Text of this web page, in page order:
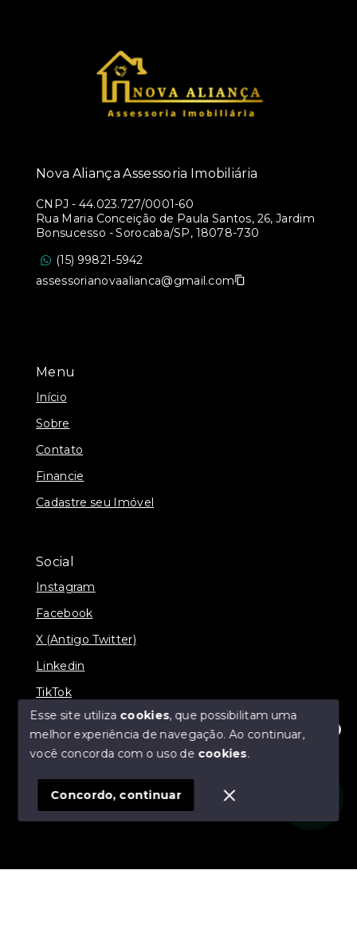
Olá! Estamos disponíveis para te ajudar.
Menu
Início
Sobre
Contato
Financie
Cadastre seu Imóvel
Social
Instagram
Facebook
X (Antigo Twitter)
Linkedin
TikTok
© Copyright 2026 - Nova Aliança Assessoria Imobiliária
SITE PARA IMOBILIARIA
Nova Aliança Assessoria Imobiliária
CNPJ - 44.023.727/0001-60
Rua Maria Conceição de Paula Santos, 26, Jardim
Bonsucesso - Sorocaba/SP, 18078-730
(15) 99821-5942
assessorianovaalianca@gmail.com
Esse site utiliza cookies, que possibilitam uma
melhor experiência de navegação.Ao continuar,
você concorda com o uso de cookies.
Concordo, continuar